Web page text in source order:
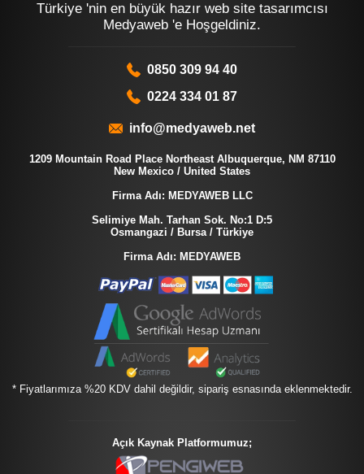
Türkiye 'nin en büyük hazır web site tasarımcısı
Medyaweb 'e Hoşgeldiniz.
0850 309 94 40
0224 334 01 87
info@medyaweb.net
1209 Mountain Road Place Northeast Albuquerque, NM 87110
New Mexico / United States
Firma Adı: MEDYAWEB LLC
Selimiye Mah. Tarhan Sok. No:1 D:5
Osmangazi / Bursa / Türkiye
Firma Adı: MEDYAWEB
* Fiyatlarımıza %20 KDV dahil değildir, sipariş esnasında eklenmektedir.
Açık Kaynak Platformumuz;